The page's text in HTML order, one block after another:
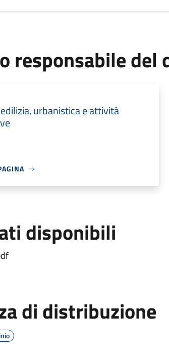
responsabile del
urbanistica e attività
disponibili
di distribuzione